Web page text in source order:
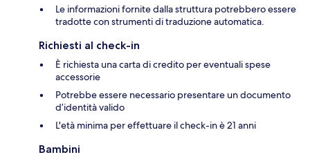
Le informazioni fornite dalla struttura potrebbero essere
tradotte con strumenti di traduzione automatica.
Richiesti al check-in
È richiesta una carta di credito per eventuali spese
accessorie
Potrebbe essere necessario presentare un documento
d’identità valido
L'età minima per effettuare il check-in è 21 anni
Bambini